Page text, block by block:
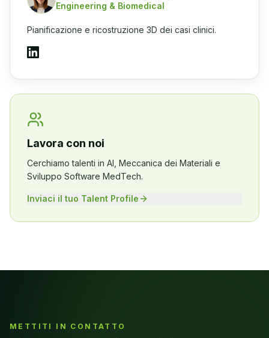
Engineering & Biomedical
Pianificazione e ricostruzione 3D dei casi clinici.
Lavora con noi
Cerchiamo talenti in AI, Meccanica dei Materiali e
Sviluppo Software MedTech.
Inviaci il tuo Talent Profile
METTITI IN CONTATTO